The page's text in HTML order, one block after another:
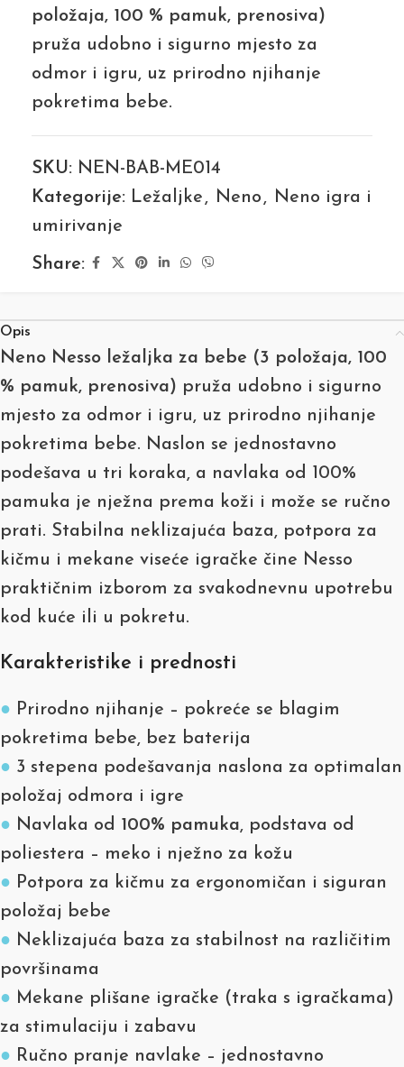
položaja, 100 % pamuk, prenosiva)
pruža udobno i sigurno mjesto za
odmor i igru, uz prirodno njihanje
pokretima bebe.
SKU: NEN-BAB-ME014
Kategorije: Ležaljke , Neno , Neno igra i
umirivanje
Share:
Opis
Neno Nesso ležaljka za bebe (3 položaja, 100
% pamuk, prenosiva) pruža udobno i sigurno
mjesto za odmor i igru, uz prirodno njihanje
pokretima bebe. Naslon se jednostavno
podešava u tri koraka, a navlaka od 100%
pamuka je nježna prema koži i može se ručno
prati. Stabilna neklizajuća baza, potpora za
kičmu i mekane viseće igračke čine Nesso
praktičnim izborom za svakodnevnu upotrebu
kod kuće ili u pokretu.
Karakteristike i prednosti
● Prirodno njihanje – pokreće se blagim
pokretima bebe, bez baterija
● 3 stepena podešavanja naslona za optimalan
položaj odmora i igre
● Navlaka od 100% pamuka, podstava od
poliestera – meko i nježno za kožu
● Potpora za kičmu za ergonomičan i siguran
položaj bebe
● Neklizajuća baza za stabilnost na različitim
površinama
● Mekane plišane igračke (traka s igračkama)
za stimulaciju i zabavu
● Ručno pranje navlake – jednostavno